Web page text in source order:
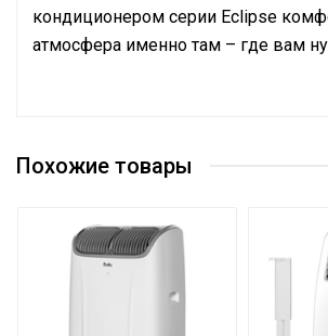
кондиционером серии Eclipse
атмосфера именно там – где вам
Сетевой кабель
приложения по Wi-Fi
Система самодиагностики
Похожие товары